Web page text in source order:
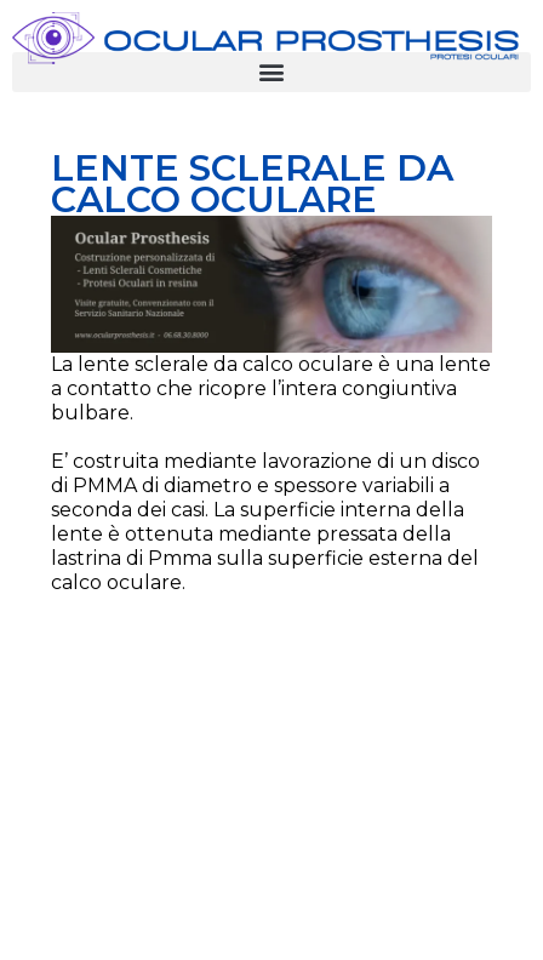
LENTE SCLERALE DA
CALCO OCULARE
La lente sclerale da calco oculare è una lente
a contatto che ricopre l’intera congiuntiva
bulbare.
E’ costruita mediante lavorazione di un disco
di PMMA di diametro e spessore variabili a
seconda dei casi. La superficie interna della
lente è ottenuta mediante pressata della
lastrina di Pmma sulla superficie esterna del
calco oculare.